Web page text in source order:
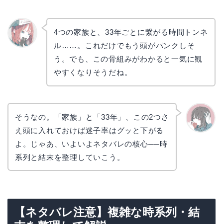
4つの家族と、33年ごとに繋がる時間トンネ
ル……。これだけでもう頭がパンクしそ
う。でも、この骨組みがわかると一気に観
やすくなりそうだね。
そうなの。「家族」と「33年」、この2つさ
え頭に入れておけば迷子率はグッと下がる
よ。じゃあ、いよいよネタバレの核心──時
系列と結末を整理していこう。
【ネタバレ注意】複雑な時系列・結